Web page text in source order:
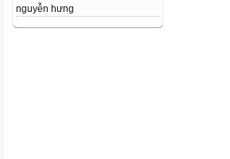
nguyễn hưng